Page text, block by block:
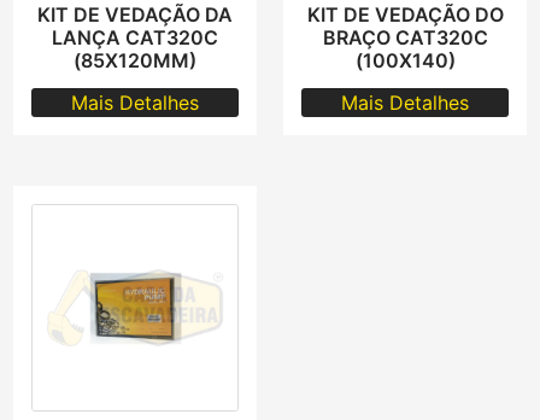
KIT DE VEDAÇÃO DA
LANÇA CAT320C
(85X120MM)
Mais Detalhes
KIT DE VEDAÇÃO DO
BRAÇO CAT320C
(100X140)
Mais Detalhes